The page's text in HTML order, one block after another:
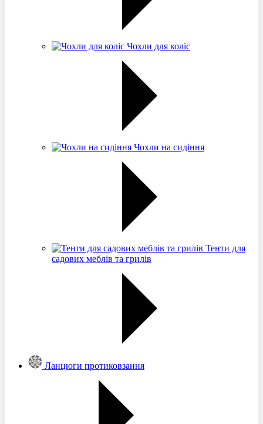
Чохли для коліс
Чохли на сидіння
Тенти для
садових меблів та грилів
Ланцюги протиковзання